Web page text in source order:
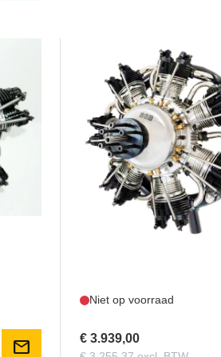
mail
UMS260CC7C
UMS - 260CC 7 Cylinder
Stroke Radial Engine
Niet op voorraad
€ 3.939,00